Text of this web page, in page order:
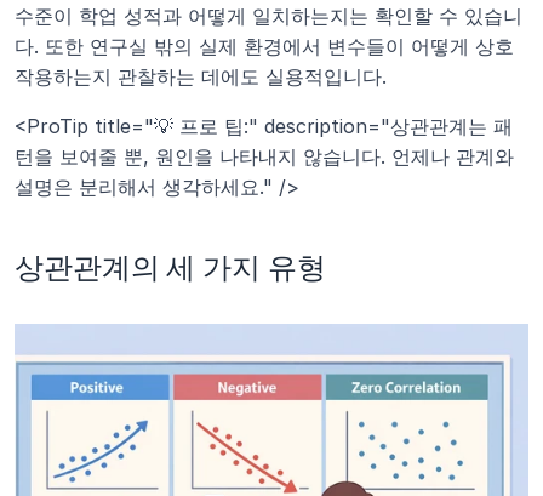
수준이 학업 성적과 어떻게 일치하는지는 확인할 수 있습니
다. 또한 연구실 밖의 실제 환경에서 변수들이 어떻게 상호
작용하는지 관찰하는 데에도 실용적입니다.
<ProTip title="💡 프로 팁:" description="상관관계는 패
턴을 보여줄 뿐, 원인을 나타내지 않습니다. 언제나 관계와
설명은 분리해서 생각하세요." />
상관관계의 세 가지 유형